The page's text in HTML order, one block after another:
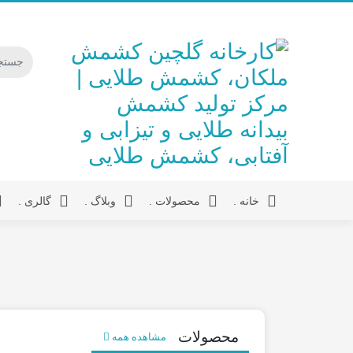
خانه . محصولات . وبلاگ . گالری .
محصولات مشاهده همه